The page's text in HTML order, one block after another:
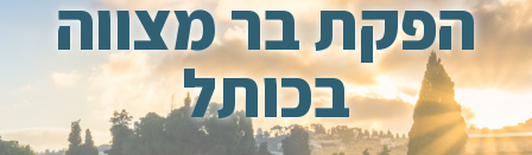
הפקת בר מצווה
בכותל